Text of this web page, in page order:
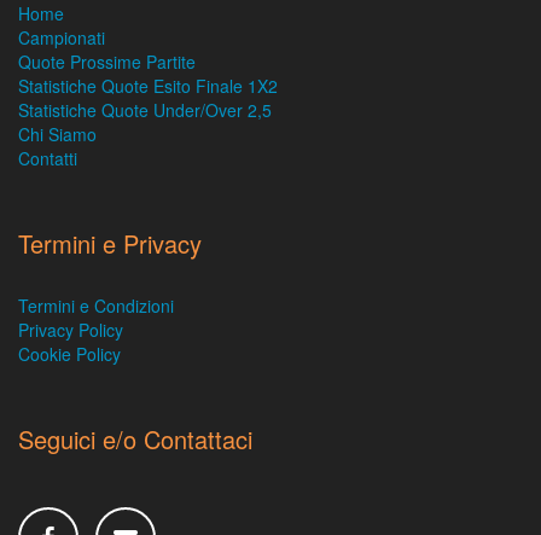
Home
Campionati
Quote Prossime Partite
Statistiche Quote Esito Finale 1X2
Statistiche Quote Under/Over 2,5
Chi Siamo
Contatti
Termini e Privacy
Termini e Condizioni
Privacy Policy
Cookie Policy
Seguici e/o Contattaci